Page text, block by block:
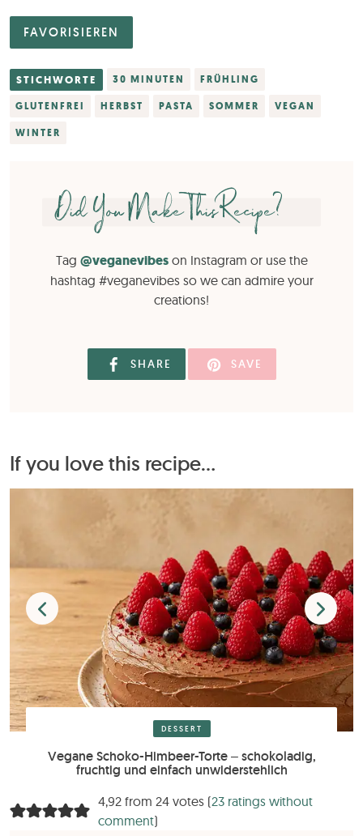
FAVORISIEREN
STICHWORTE 30 MINUTEN FRÜHLING
GLUTENFREI HERBST PASTA SOMMER VEGAN
WINTER
Did You Make This Recipe?
Tag @veganevibeson Instagram or use the
hashtag #veganevibes so we can admire your
creations!
SHARE SAVE
If you love this recipe...
DESSERT
Vegane Schoko-Himbeer-Torte – schokoladig,
fruchtig und einfach unwiderstehlich
4,92 from 24 votes (23 ratings without
comment)